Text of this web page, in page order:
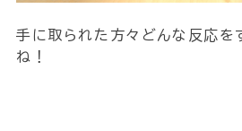
手に取られた方々どんな反応を
ね！